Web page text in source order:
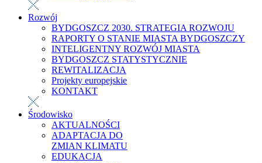
Rozwój
BYDGOSZCZ 2030. STRATEGIA ROZWOJU
RAPORTY O STANIE MIASTA BYDGOSZCZY
INTELIGENTNY ROZWÓJ MIASTA
BYDGOSZCZ STATYSTYCZNIE
REWITALIZACJA
Projekty europejskie
KONTAKT
Środowisko
AKTUALNOŚCI
ADAPTACJA DO
ZMIAN KLIMATU
EDUKACJA